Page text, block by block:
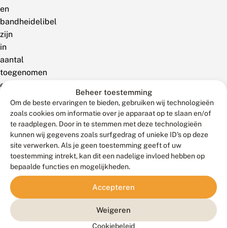
Beheer toestemming
Om de beste ervaringen te bieden, gebruiken wij technologieën
zoals cookies om informatie over je apparaat op te slaan en/of
te raadplegen. Door in te stemmen met deze technologieën
kunnen wij gegevens zoals surfgedrag of unieke ID's op deze
site verwerken. Als je geen toestemming geeft of uw
toestemming intrekt, kan dit een nadelige invloed hebben op
bepaalde functies en mogelijkheden.
Accepteren
Weigeren
Cookiebeleid
en
bandheidelibel
zijn
in
aantal
toegenomen
en
staan
daardoor
niet
meer
Rode
Lijst.
Met
noordse
winterjuffer,